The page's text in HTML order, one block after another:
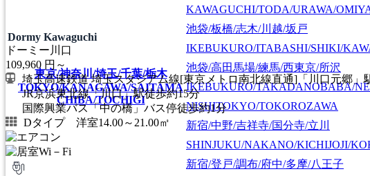
東京/神奈川/埼玉/千葉/栃木
TOKYO/KANAGAWA/SAITAMA
CHIBA/TOCHIGI
KAWAGUCHI/TODA/URAWA/
池袋/板橋/志木/川越/坂戸
IKEBUKURO/ITABASHI/SHIKI/
池袋/高田馬場/練馬/西東京/所沢
IKEBUKURO/TAKADANOBABA/
NISHITOKYO/TOKOROZAWA
新宿/中野/吉祥寺/国分寺/立川
SHINJUKU/NAKANO/KICHIJOJI/
新宿/登戸/調布/府中/多摩/八王子
Dormy Kawaguchi
ドーミー川口
109,960 円～
埼玉高速鉄道 埼玉スタジアム線[東京メトロ南北線直通]「川口元郷」
JR京浜東北線「川口」駅徒歩約15分
国際興業バス「中の橋」バス停徒歩約1分
Dタイプ 洋室14.00～21.00㎡